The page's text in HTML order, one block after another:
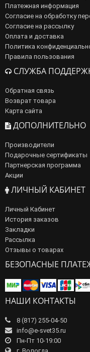
Платежная информация
Согласие на обработку
Согласие на рассылку
Оплата и доставка
Политика
Правила пользования
СЛУЖБА
Обратная связь
Возврат товара
Карта сайта
ДОПОЛНИТЕЛЬНО
Производители
Подарочные сертификаты
Партнерская программа
Акции
ЛИЧНЫЙ КАБИНЕТ
Личный Кабинет
История заказов
Закладки
Рассылка
Отзывы о товарах
БЕЗОПАСНЫЕ
НАШИ КОНТАКТЫ
8 (817) 255-04-50
info@e-svet35.ru
Пн-Пт 10-19:00